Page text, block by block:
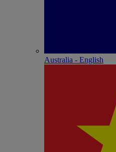
Australia - English